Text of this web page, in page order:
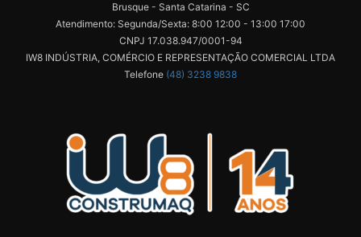
Brusque - Santa Catarina - SC
Atendimento: Segunda/Sexta: 8:00 12:00 - 13:00 17:00
CNPJ 17.038.947/0001-94
IW8 INDÚSTRIA, COMÉRCIO E REPRESENTAÇÃO COMERCIAL LTDA
Telefone (48) 3238 9838